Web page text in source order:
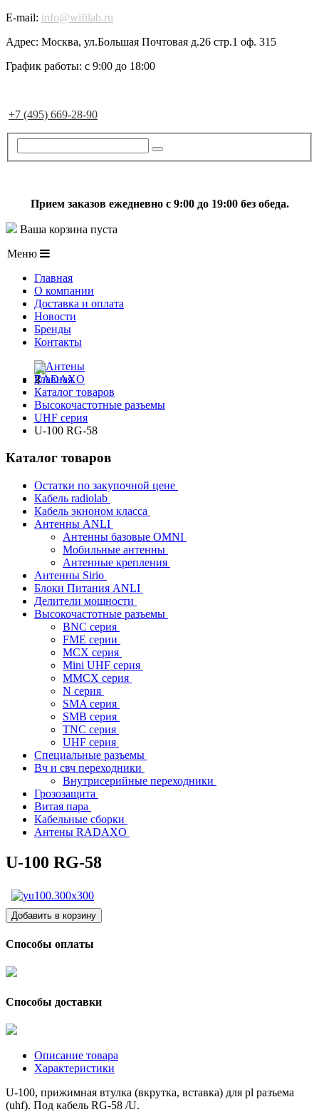
E-mail: info@wifilab.ru
Адрес: Москва, ул.Большая Почтовая д.26 стр.1 оф. 315
График работы: с 9:00 до 18:00
+7 (495) 669-28-90
Прием заказов ежедневно с 9:00 до 19:00 без обеда.
Ваша корзина пуста
Меню
Главная
О компании
Доставка и оплата
Новости
Бренды
Контакты
Главная
Каталог товаров
Высокочастотные разъемы
UHF серия
U-100 RG-58
Каталог товаров
Остатки по закупочной цене
Кабель radiolab
Кабель экноном класса
Антенны ANLI
Антенны базовые OMNI
Мобильные антенны
Антенные крепления
Антенны Sirio
Блоки Питания ANLI
Делители мощности
Высокочастотные разъемы
BNC серия
FME серии
MCX серия
Mini UHF серия
MMCX серия
N серия
SMA серия
SMB серия
TNC серия
UHF серия
Специальные разъемы
Вч и свч переходники
Внутрисерийные переходники
Грозозащита
Витая пара
Кабельные сборки
Антены RADAXO
U-100 RG-58
Способы оплаты
Способы доставки
Описание товара
Характеристики
U-100, прижимная втулка (вкрутка, вставка) для pl разъема
(uhf). Под кабель RG-58 /U.